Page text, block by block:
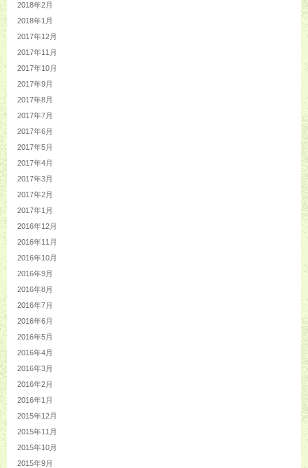
2018年2月
2018年1月
2017年12月
2017年11月
2017年10月
2017年9月
2017年8月
2017年7月
2017年6月
2017年5月
2017年4月
2017年3月
2017年2月
2017年1月
2016年12月
2016年11月
2016年10月
2016年9月
2016年8月
2016年7月
2016年6月
2016年5月
2016年4月
2016年3月
2016年2月
2016年1月
2015年12月
2015年11月
2015年10月
2015年9月